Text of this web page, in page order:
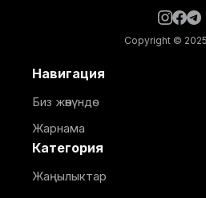
Copyright ©
Навигация
Биз жөнүндө
Жарнама
Категория
Жаңылыктар